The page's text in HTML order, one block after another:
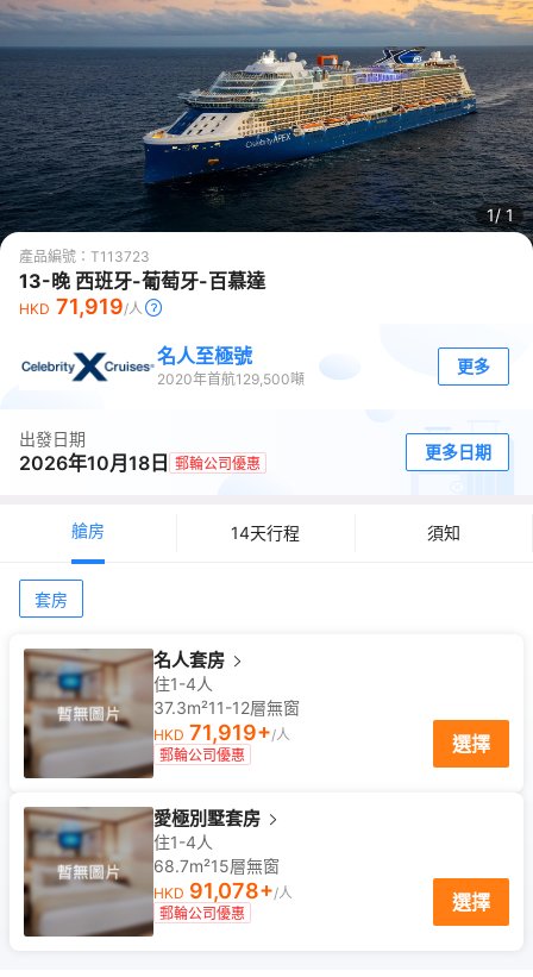
1/1
產品編號： T113723
13-晚 西班牙-葡萄牙-百慕達
HKD 71,919/人
名人至極號
2020年首航129,500噸
更多
出發日期
2026年10月18日 郵輪公司優惠
更多日期
艙房 14天行程 須知
套房
名人套房
住1-4人
37.3m²11-12層無窗
HKD 71,919+/人
郵輪公司優惠
選擇
愛極別墅套房
住1-4人
68.7m²15層無窗
HKD 91,078+/人
郵輪公司優惠
選擇